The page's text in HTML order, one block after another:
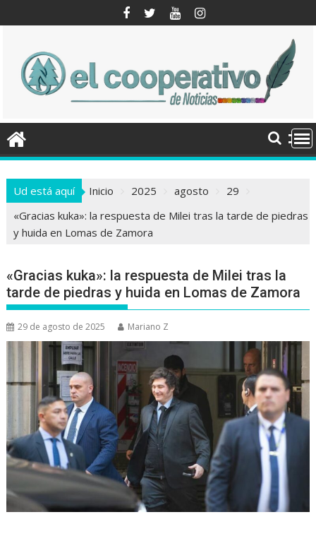
al
Ud está aquí Inicio 2025 agosto
29
«Gracias kuka»: la respuesta de Milei tras la tarde de piedras
y huida en Lomas de Zamora
«Gracias kuka»: la respuesta de Milei tras la
tarde de piedras y huida en Lomas de Zamora
29 de agosto de 2025 Mariano Z